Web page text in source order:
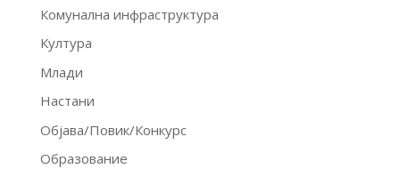
Комунална инфраструктура
Култура
Млади
Настани
Објава/Повик/Конкурс
Образование